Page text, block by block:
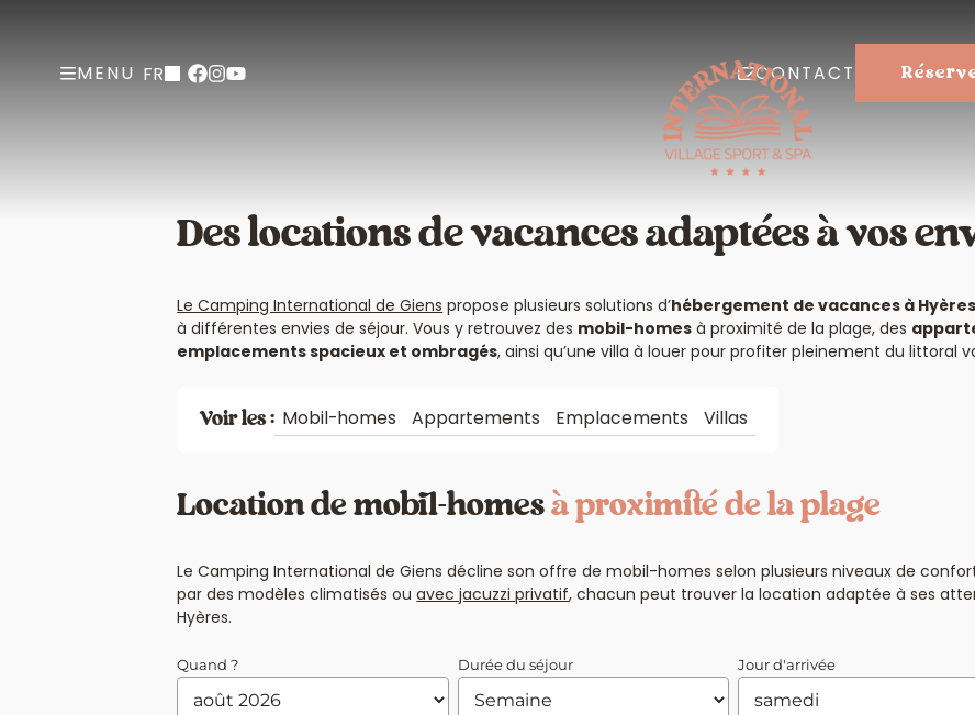
MENU FR CONTACT
Des locations de vacances adaptées à vos
Le Camping International de Giens propose plusieurs solutions d’hébergement de vacances à
à différentes envies de séjour. Vous y retrouvez des mobil-homes à proximité de la plage, des
emplacements spacieux et ombragés, ainsi qu’une villa à louer pour profiter pleinement du littoral
Voir les : Mobil-homes Appartements Emplacements Villas
Location de mobil-homesà proximité de la plage
Le Camping International de Giens décline son offre de mobil-homes selon plusieurs niveaux de
par des modèles climatisés ouavec jacuzzi privatif, chacun peut trouver la location adaptée à ses
Hyères.